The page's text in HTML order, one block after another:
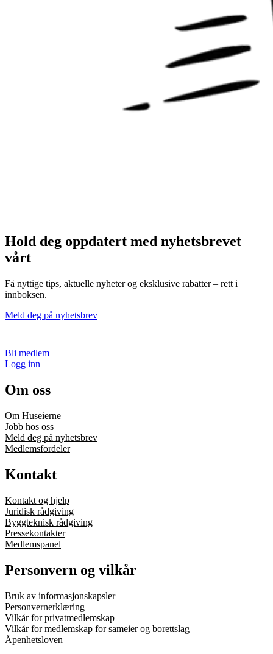
Hold deg oppdatert med nyhetsbrevet
vårt
Få nyttige tips, aktuelle nyheter og eksklusive rabatter – rett i
innboksen.
Meld deg på nyhetsbrev
Bli medlem
Logg inn
Om oss
Om Huseierne
Jobb hos oss
Meld deg på nyhetsbrev
Medlemsfordeler
Kontakt
Kontakt og hjelp
Juridisk rådgiving
Byggteknisk rådgiving
Pressekontakter
Medlemspanel
Personvern og vilkår
Bruk av informasjonskapsler
Personvernerklæring
Vilkår for privatmedlemskap
Vilkår for medlemskap for sameier og borettslag
Åpenhetsloven